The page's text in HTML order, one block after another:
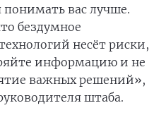
вас лучше.
бездумное
несёт риски,
информацию и не
важных решений»,
штаба.